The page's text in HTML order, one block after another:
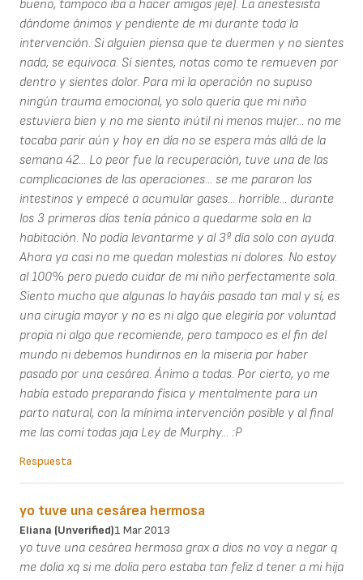
bueno, tampoco iba a hacer amigos jeje). La anestesista
dándome ánimos y pendiente de mi durante toda la
intervención. Si alguien piensa que te duermen y no sientes
nada, se equivoca. Sí sientes, notas como te remueven por
dentro y sientes dolor. Para mi la operación no supuso
ningún trauma emocional, yo solo quería que mi niño
estuviera bien y no me siento inútil ni menos mujer... no me
tocaba parir aún y hoy en día no se espera más allá de la
semana 42... Lo peor fue la recuperación, tuve una de las
complicaciones de las operaciones... se me pararon los
intestinos y empecé a acumular gases... horrible... durante
los 3 primeros días tenía pánico a quedarme sola en la
habitación. No podía levantarme y al 3º día solo con ayuda.
Ahora ya casi no me quedan molestias ni dolores. No estoy
al 100% pero puedo cuidar de mi niño perfectamente sola.
Siento mucho que algunas lo hayáis pasado tan mal y sí, es
una cirugía mayor y no es ni algo que elegiría por voluntad
propia ni algo que recomiende, pero tampoco es el fin del
mundo ni debemos hundirnos en la miseria por haber
pasado por una cesárea. Ánimo a todas. Por cierto, yo me
había estado preparando física y mentalmente para un
parto natural, con la mínima intervención posible y al final
me las comí todas jaja Ley de Murphy... :P
Respuesta
yo tuve una cesárea hermosa
Eliana (unverified)1 Mar 2013
yo tuve una cesárea hermosa grax a dios no voy a negar q
me dolia xq si me dolia pero estaba tan feliz d tener a mi hija